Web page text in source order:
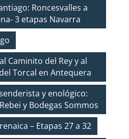
Roncesvalles a
3 etapas Navarra
Caminito del Rey y al
Torcal en Antequera
y enológico:
y Bodegas Sommos
– Etapas 27 a 32